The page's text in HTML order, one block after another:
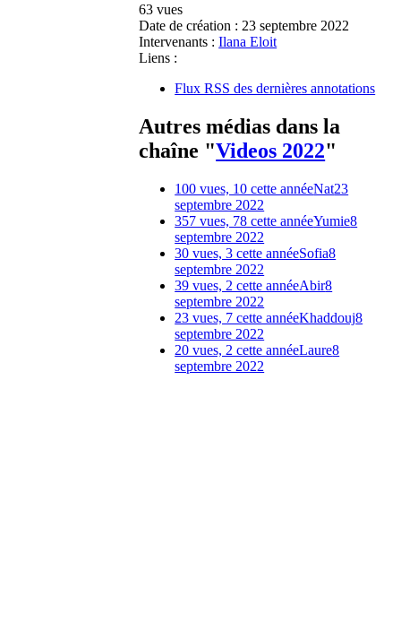
63 vues
Date de création : 23 septembre 2022
Intervenants : Ilana Eloit
Liens :
Flux RSS des dernières annotations
Autres médias dans la
chaîne "Videos 2022"
100 vues, 10 cette annéeNat23
septembre 2022
357 vues, 78 cette annéeYumie8
septembre 2022
30 vues, 3 cette annéeSofia8
septembre 2022
39 vues, 2 cette annéeAbir8
septembre 2022
23 vues, 7 cette annéeKhaddouj8
septembre 2022
20 vues, 2 cette annéeLaure8
septembre 2022